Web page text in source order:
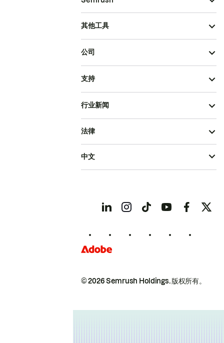
其他工具
公司
支持
行业新闻
© 2026 Semrush Holdings.版权所有。
法律
中文